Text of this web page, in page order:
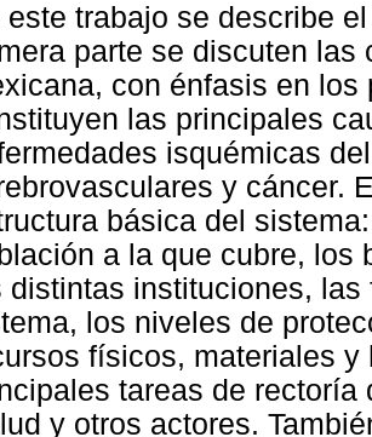
este trabajo se describe
parte se discuten
con énfasis en
las principales
isquémicas
y cáncer.
básica del
a la que cubre, los
distintas instituciones,
los niveles de
físicos, materiales
tareas de
y otros actores.